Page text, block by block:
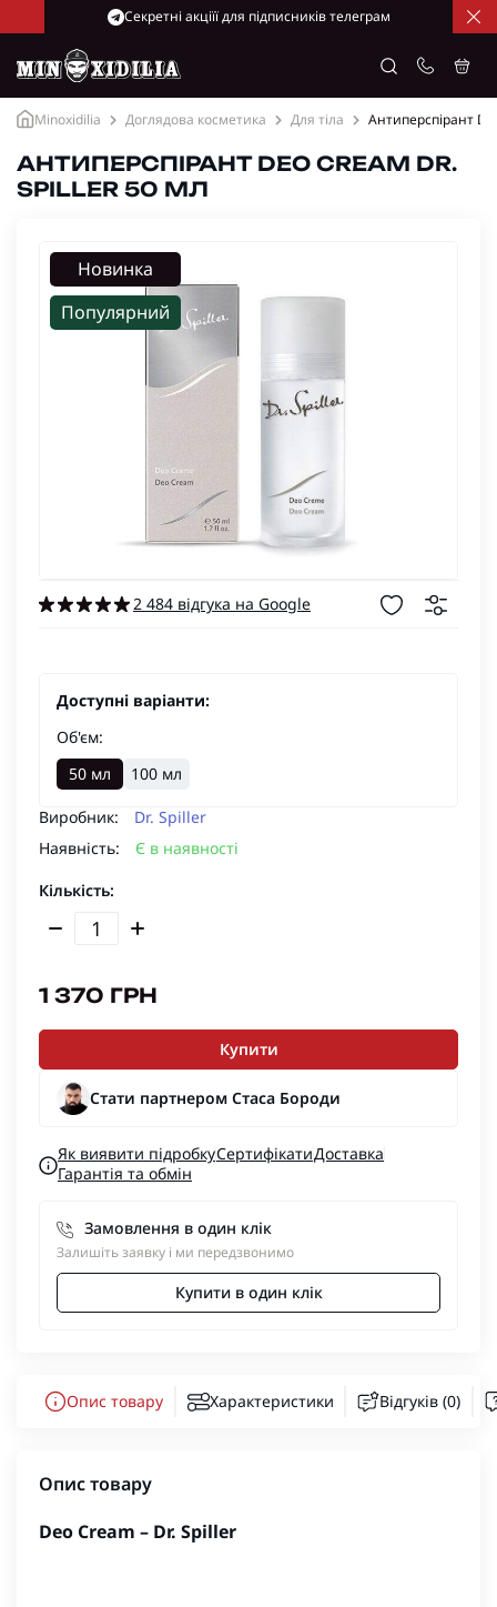
Cекретні акціїї для підписників телеграм
Minoxidilia Доглядова косметика Для тіла Антиперспірант
АНТИПЕРСПІРАНТ DEO CREAM DR.
SPILLER 50 МЛ
Новинка
Популярний
2 484 відгука на Google
Виробник:
Dr. Spiller
Наявність:
Є в наявності
1 370 ГРН
Кількість:
Доступні варіанти:
Об'єм:
50 мл
100 мл
Купити
Стати партнером Стаса Бороди
Як виявити підробкуСертифікатиДоставка
Гарантія та обмін
Замовлення в один клік
Залишіть заявку і ми передзвонимо
Купити в один клік
Опис товару Характеристики Відгуків (0)
Опис товару
Deo Cream – Dr. Spiller